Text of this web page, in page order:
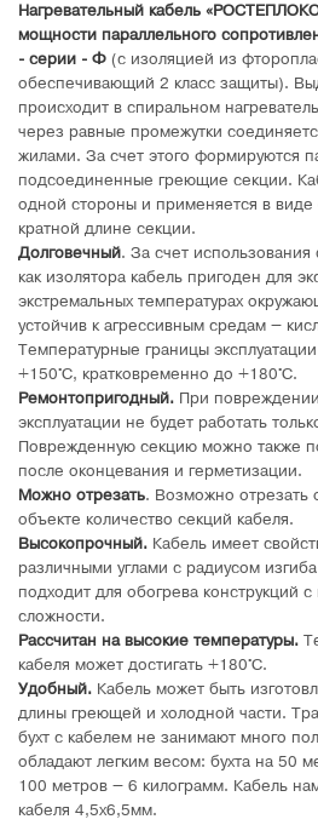
Нагревательный кабель
мощности параллельного
- серии - Ф (с изоляцией из
обеспечивающий 2 класс защиты).
происходит в спиральном
через равные промежутки
жилами. За счет этого формируются
подсоединенные греющие секции.
одной стороны и применяется в виде
кратной длине секции.
Долговечный. За счет
как изолятора кабель пригоден для
экстремальных температурах
устойчив к агрессивным средам –
Температурные границы
+150°C, кратковременно до +180°C.
Ремонтопригодный. При
эксплуатации не будет работать
Поврежденную секцию можно также
после оконцевания и герметизации.
Можно отрезать. Возможно отрезать
объекте количество секций кабеля.
Высокопрочный. Кабель имеет
различными углами с радиусом
подходит для обогрева конструкций
сложности.
Рассчитан на высокие температуры.
кабеля может достигать +180°C.
Удобный. Кабель может быть
длины греющей и холодной части.
бухт с кабелем не занимают много
обладают легким весом: бухта на 50
100 метров – 6 килограмм. Кабель
кабеля 4,5х6,5мм.